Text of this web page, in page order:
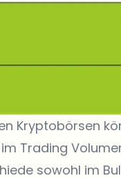
Kryptobörsen
Trading
sowohl im